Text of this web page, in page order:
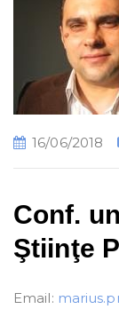
16/06/2018
Conf.
Ştiinţe
Email: